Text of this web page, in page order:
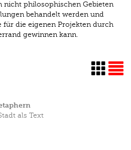
nicht philosophischen Gebieten
behandelt werden und
für die eigenen Projekten durch
gewinnen kann.
als Text